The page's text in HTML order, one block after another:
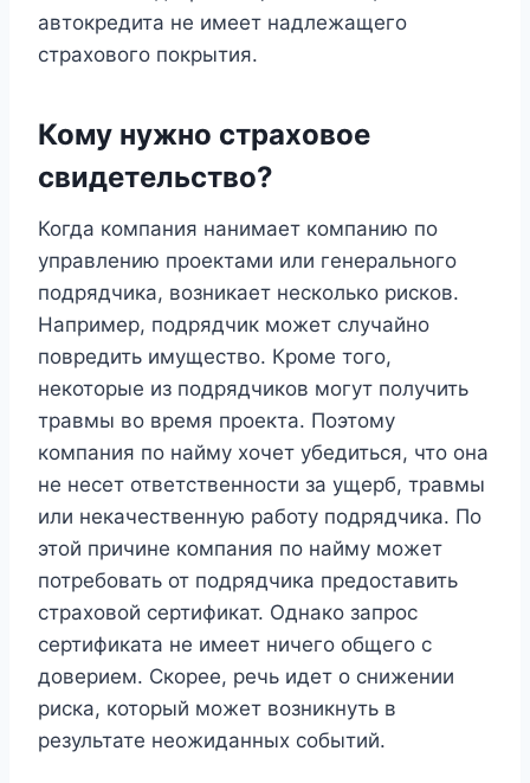
автокредита не имеет надлежащего
страхового покрытия.
Кому нужно страховое
свидетельство?
Когда компания нанимает компанию по
управлению проектами или генерального
подрядчика, возникает несколько рисков.
Например, подрядчик может случайно
повредить имущество. Кроме того,
некоторые из подрядчиков могут получить
травмы во время проекта. Поэтому
компания по найму хочет убедиться, что она
не несет ответственности за ущерб, травмы
или некачественную работу подрядчика. По
этой причине компания по найму может
потребовать от подрядчика предоставить
страховой сертификат. Однако запрос
сертификата не имеет ничего общего с
доверием. Скорее, речь идет о снижении
риска, который может возникнуть в
результате неожиданных событий.